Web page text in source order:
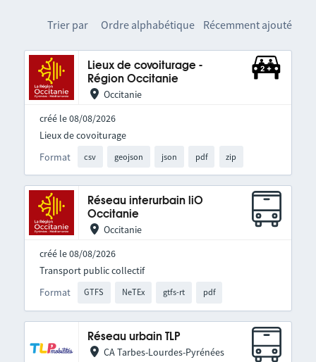
Trier par Ordre alphabétique Récemment ajouté
Lieux de covoiturage -
Région Occitanie
Occitanie
créé le 08/08/2026
Format csv geojson json pdf zip
Lieux de covoiturage
Réseau interurbain liO
Occitanie
Occitanie
créé le 08/08/2026
Format GTFS NeTEx gtfs-rt pdf
Transport public collectif
Réseau urbain TLP
CA Tarbes-Lourdes-Pyrénées